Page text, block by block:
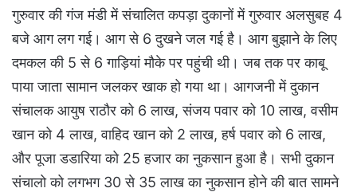
गुरुवार की गंज मंडी में संचालित कपड़ा दुकानों में गुरुवार अलसुबह 4
बजे आग लग गई। आग से 6 दुखने जल गई है। आग बुझाने के लिए
दमकल की 5 से 6 गाड़ियां मौके पर पहुंची थी। जब तक पर काबू
पाया जाता सामान जलकर खाक हो गया था। आगजनी में दुकान
संचालक आयुष राठौर को 6 लाख, संजय पवार को 10 लाख, वसीम
खान को 4 लाख, वाहिद खान को 2 लाख, हर्ष पवार को 6 लाख,
और पूजा डडारिया को 25 हजार का नुकसान हुआ है। सभी दुकान
संचालो को लगभग 30 से 35 लाख का नुकसान होने की बात सामने